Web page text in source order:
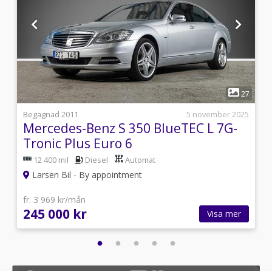
1
27
Begagnad 2011
5 november 2025
Mercedes-Benz S 350 BlueTEC L 7G-
Tronic Plus Euro 6
12 400 mil Diesel Automat
Larsen Bil - By appointment
fr. 3 969 kr/mån
245 000 kr Visa mer